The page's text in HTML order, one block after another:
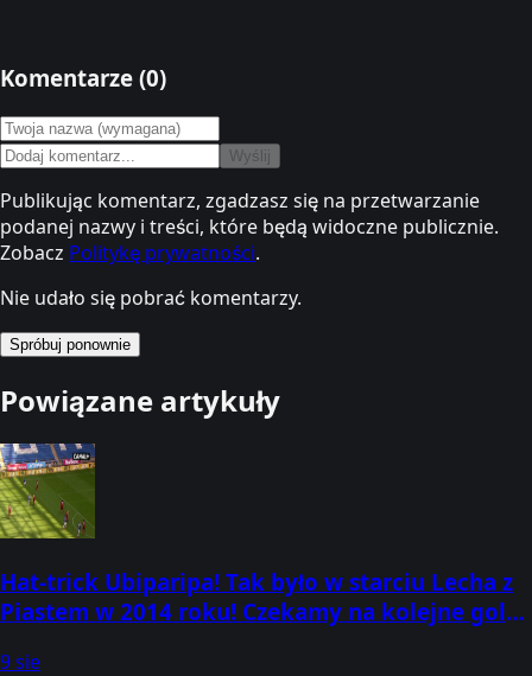
Komentarze (0)
Wyślij
Publikując komentarz, zgadzasz się na przetwarzanie
podanej nazwy i treści, które będą widoczne publicznie.
Zobacz Politykę prywatności.
Nie udało się pobrać komentarzy.
Spróbuj ponownie
Powiązane artykuły
Hat-trick Ubiparipa! Tak było w starciu Lecha z
Piastem w 2014 roku! Czekamy na kolejne gole
9 sie